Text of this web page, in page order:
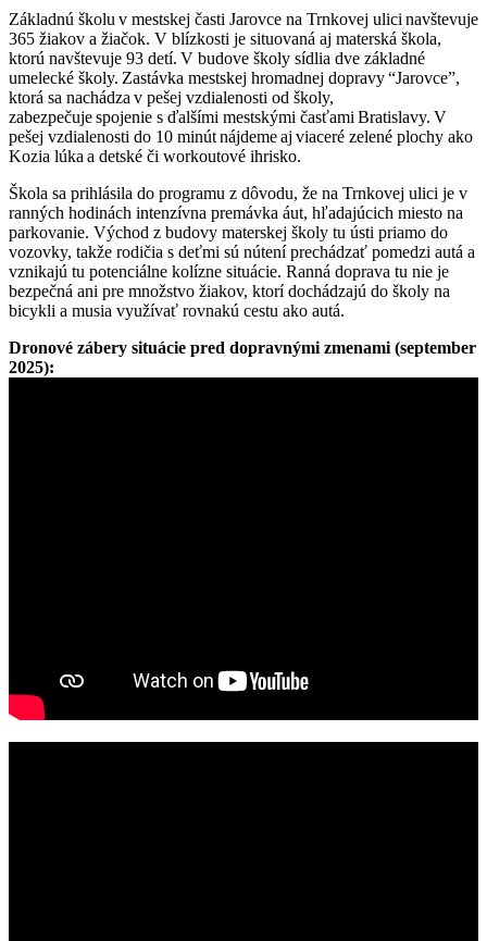
Základnú školu v mestskej časti Jarovce na Trnkovej ulici navštevuje
365 žiakov a žiačok. V blízkosti je situovaná aj materská škola,
ktorú navštevuje 93 detí. V budove školy sídlia dve základné
umelecké školy. Zastávka mestskej hromadnej dopravy “Jarovce”,
ktorá sa nachádza v pešej vzdialenosti od školy,
zabezpečuje spojenie s ďalšími mestskými časťami Bratislavy. V
pešej vzdialenosti do 10 minút nájdeme aj viaceré zelené plochy ako
Kozia lúka a detské či workoutové ihrisko.
Škola sa prihlásila do programu z dôvodu, že na Trnkovej ulici je v
ranných hodinách intenzívna premávka áut, hľadajúcich miesto na
parkovanie. Východ z budovy materskej školy tu ústi priamo do
vozovky, takže rodičia s deťmi sú nútení prechádzať pomedzi autá a
vznikajú tu potenciálne kolízne situácie. Ranná doprava tu nie je
bezpečná ani pre množstvo žiakov, ktorí dochádzajú do školy na
bicykli a musia využívať rovnakú cestu ako autá.
Dronové zábery situácie pred dopravnými zmenami (september
2025):